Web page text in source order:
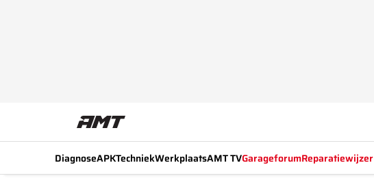
DiagnoseAPKTechniekWerkplaatsAMT TVGarageforumReparatiewijzer